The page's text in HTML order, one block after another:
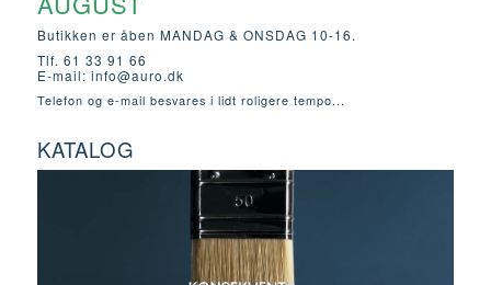
Butikken er åben MANDAG & ONSDAG 10-16.
Tlf. 61 33 91 66
E-mail: info@auro.dk
Telefon og e-mail besvares i lidt roligere tempo...
KATALOG